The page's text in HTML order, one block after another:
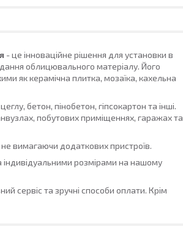
- це інноваційне рішення для установки в
облицювального матеріалу. Його
як керамічна плитка, мозаїка, кахельна
бетон, пінобетон, гіпсокартон та інші.
побутових приміщеннях, гаражах та
вимагаючи додаткових пристроїв.
індивідуальними розмірами на нашому
сервіс та зручні способи оплати. Крім